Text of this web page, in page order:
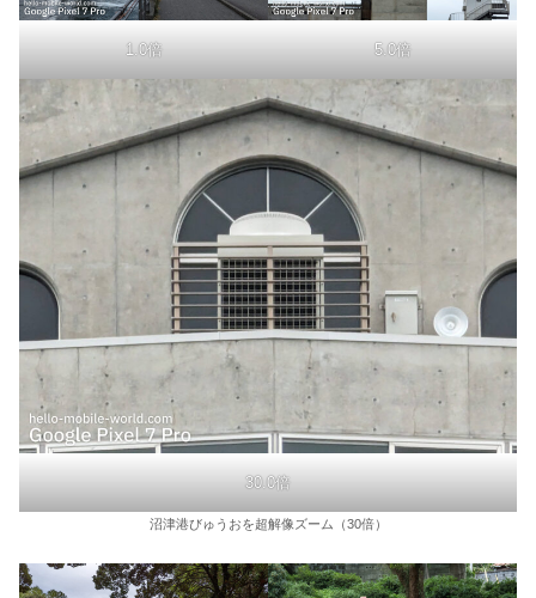
1.0倍 5.0倍
30.0倍
沼津港びゅうおを超解像ズーム（30倍）